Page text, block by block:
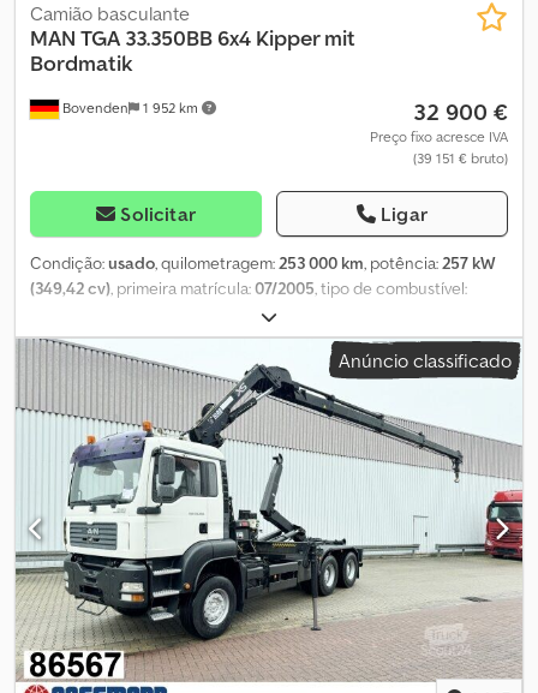
Bovenden 1 952 km
Camião basculante
MAN TGA 33.350BB 6x4 Kipper mit
Bordmatik
32 900 €
Preço fixo acresce IVA
(39 151 € bruto)
Solicitar Ligar
Condição:usado, quilometragem:253 000 km, potência:257 kW
(349,42 cv), primeira matrícula:07/2005, tipo de combustível:
, peso máximo de carga:
peso total:26 000 kg, tamanho do pneu:315 / 80 R 22,5,
configuração de eixo:
, distância entre eixos:3 600 mm,
acelerador constante, cor:amarelo
cabina diurna
, tipo de engrenagem:mecânico, classe de
emissão:Euro 3, suspensão:aço, número de lugares:2,
comprimento do espaço de carga: 5 100 mm, largura do espaço
de carga:
2 340 mm, altura do espaço de carga:
Equipamento: ABS, baixo nível de ruído, bloqueio do diferencial,
cabina, controlo de velocidade de cruzeiro, Localização do
veículo: Bélgica 1, carroceria de aço, conversão para casa, 1
assento pneumático, janela traseira, espelhos elétricos, espelhos
aquecidos, vidro elétrico esquerdo, vidro elétrico direito, rádio,
controle de cruzeiro, transmissão manual de 16 marchas, ABS
(sistema de freio antibloqueio), freio motor contínuo,
Anúncio classificado